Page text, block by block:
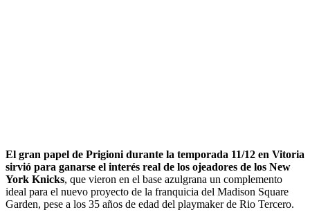
El gran papel de Prigioni durante la temporada 11/12 en Vitoria
sirvió para ganarse el interés real de los ojeadores de los New
York Knicks, que vieron en el base azulgrana un complemento
ideal para el nuevo proyecto de la franquicia del Madison Square
Garden, pese a los 35 años de edad del playmaker de Rio Tercero.